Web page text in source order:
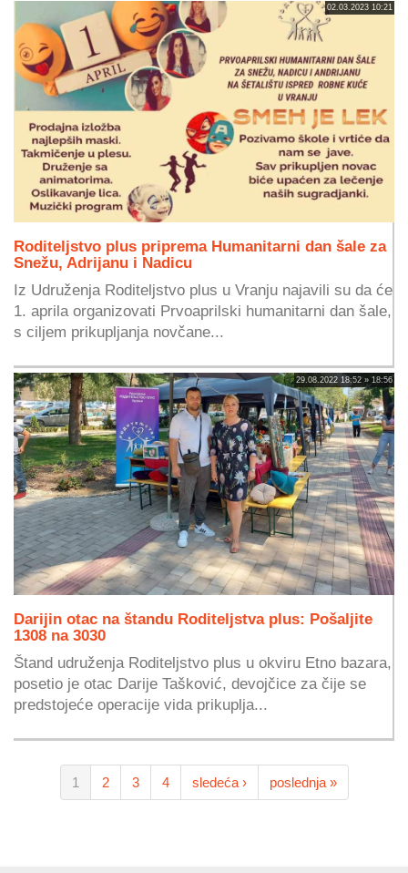
02.03.2023 10:21
Roditeljstvo plus priprema Humanitarni dan šale za
Snežu, Adrijanu i Nadicu
Iz Udruženja Roditeljstvo plus u Vranju najavili su da će
1. aprila organizovati Prvoaprilski humanitarni dan šale,
s ciljem prikupljanja novčane...
29.08.2022 18:52 » 18:56
Darijin otac na štandu Roditeljstva plus: Pošaljite
1308 na 3030
Štand udruženja Roditeljstvo plus u okviru Etno bazara,
posetio je otac Darije Tašković, devojčice za čije se
predstojeće operacije vida prikuplja...
1 2 3 4 sledeća › poslednja »